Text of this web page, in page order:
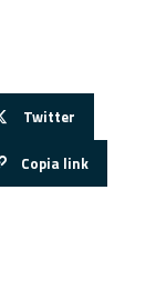
Twitter
Copia link